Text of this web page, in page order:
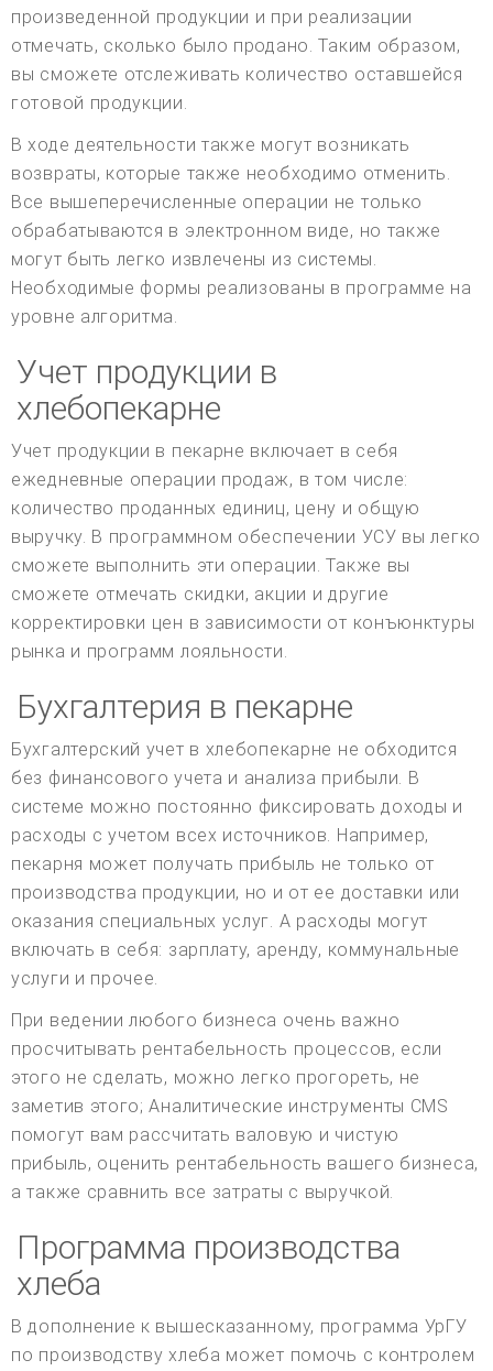
произведенной продукции и при реализации
отмечать, сколько было продано. Таким образом,
вы сможете отслеживать количество оставшейся
готовой продукции.
В ходе деятельности также могут возникать
возвраты, которые также необходимо отменить.
Все вышеперечисленные операции не только
обрабатываются в электронном виде, но также
могут быть легко извлечены из системы.
Необходимые формы реализованы в программе на
уровне алгоритма.
Учет продукции в
хлебопекарне
Учет продукции в пекарне включает в себя
ежедневные операции продаж, в том числе:
количество проданных единиц, цену и общую
выручку. В программном обеспечении УСУ вы легко
сможете выполнить эти операции. Также вы
сможете отмечать скидки, акции и другие
корректировки цен в зависимости от конъюнктуры
рынка и программ лояльности.
Бухгалтерия в пекарне
Бухгалтерский учет в хлебопекарне не обходится
без финансового учета и анализа прибыли. В
системе можно постоянно фиксировать доходы и
расходы с учетом всех источников. Например,
пекарня может получать прибыль не только от
производства продукции, но и от ее доставки или
оказания специальных услуг. А расходы могут
включать в себя: зарплату, аренду, коммунальные
услуги и прочее.
При ведении любого бизнеса очень важно
просчитывать рентабельность процессов, если
этого не сделать, можно легко прогореть, не
заметив этого; Аналитические инструменты CMS
помогут вам рассчитать валовую и чистую
прибыль, оценить рентабельность вашего бизнеса,
а также сравнить все затраты с выручкой.
Программа производства
хлеба
В дополнение к вышесказанному, программа УрГУ
по производству хлеба может помочь с контролем